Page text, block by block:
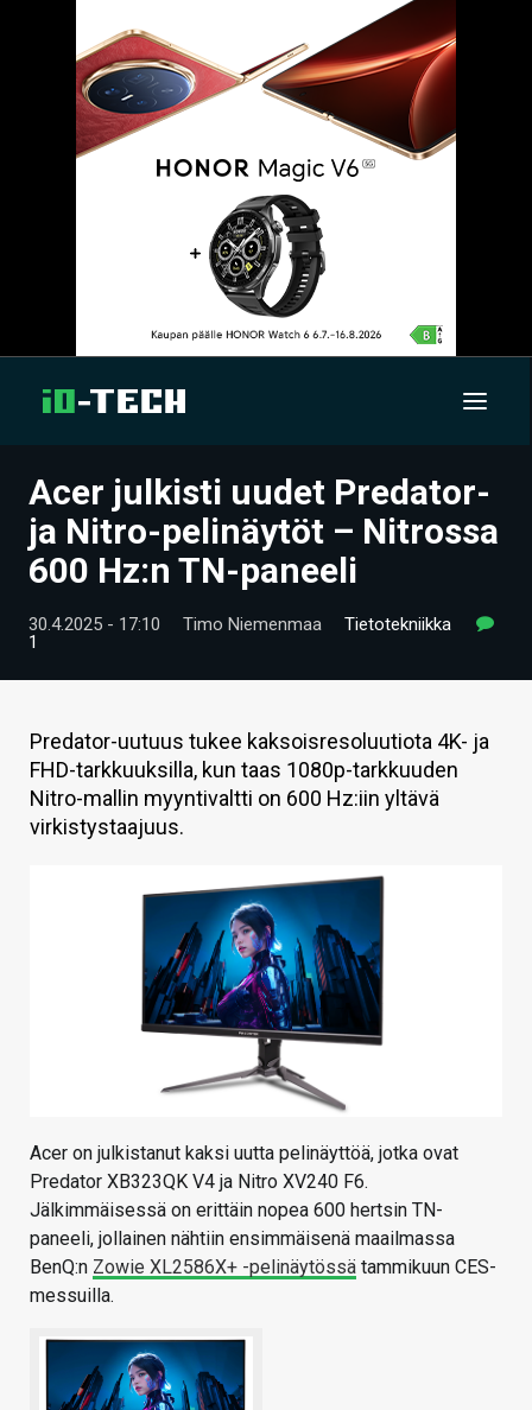
UUTISET
ARTIKKELIT
VIDEOT
HINTA.FI
KAUPPA
Acer julkisti uudet Predator-
ja Nitro-pelinäytöt – Nitrossa
600 Hz:n TN-paneeli
30.4.2025 - 17:10 Timo Niemenmaa
Tietotekniikka
1
Predator-uutuus tukee kaksoisresoluutiota 4K- ja
FHD-tarkkuuksilla, kun taas 1080p-tarkkuuden
Nitro-mallin myyntivaltti on 600 Hz:iin yltävä
virkistystaajuus.
Acer on julkistanut kaksi uutta pelinäyttöä, jotka ovat
Predator XB323QK V4 ja Nitro XV240 F6.
Jälkimmäisessä on erittäin nopea 600 hertsin TN-
paneeli, jollainen nähtiin ensimmäisenä maailmassa
BenQ:n Zowie XL2586X+ -pelinäytössä tammikuun CES-
messuilla.